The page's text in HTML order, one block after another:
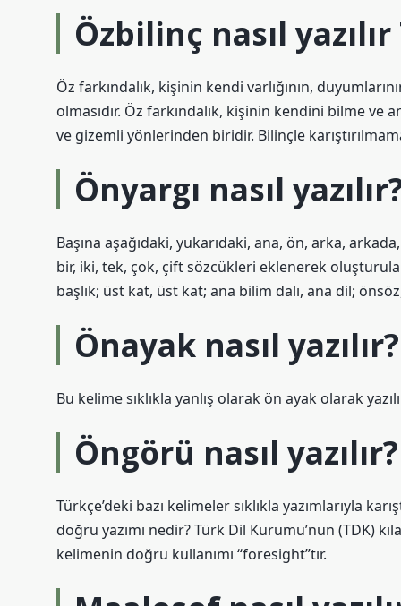
Özbilinç nasıl yazılır
Öz farkındalık, kişinin kendi varlığının,
olmasıdır. Öz farkındalık, kişinin kendini bilme ve
ve gizemli yönlerinden biridir. Bilinçle
Önyargı nasıl
Başına aşağıdaki, yukarıdaki, ana, ön, arka,
bir, iki, tek, çok, çift sözcükleri eklenerek
başlık; üst kat, üst kat; ana bilim dalı, ana dil;
Önayak nasıl yazılır?
Bu kelime sıklıkla yanlış olarak ön ayak olarak
Öngörü nasıl yazılır?
Türkçe’deki bazı kelimeler sıklıkla yazımlarıyla
doğru yazımı nedir? Türk Dil Kurumu’nun (TDK)
kelimenin doğru kullanımı “foresight”tır.